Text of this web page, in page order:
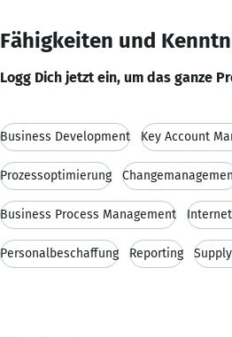
Fähigkeiten und
Logg Dich jetzt ein, um das ganze
Business Development Key Account
Prozessoptimierung
Business Process Management
Personalbeschaffung Reporting